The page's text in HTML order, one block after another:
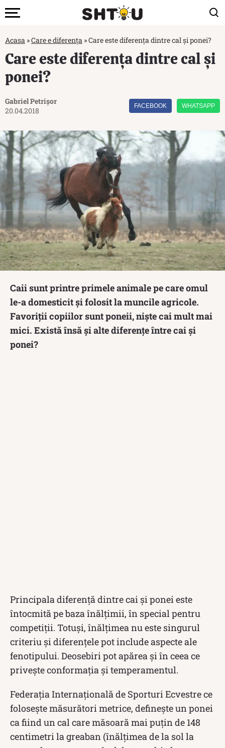
Acasa »Care e diferența »Care este diferența dintre cal și ponei?
Care este diferența dintre cal și
ponei?
Gabriel Petrișor
20.04.2018
FACEBOOK WHATSAPP
Caii sunt printre primele animale pe care omul
le-a domesticit și folosit la muncile agricole.
Favoriții copiilor sunt poneii, niște cai mult mai
mici. Există însă și alte diferențe între cai și
ponei?
Principala diferență dintre cai și ponei este
întocmită pe baza înălțimii, în special pentru
competiții. Totuși, înălțimea nu este singurul
criteriu și diferențele pot include aspecte ale
fenotipului. Deosebiri pot apărea și în ceea ce
privește conformația și temperamentul.
Federația Internațională de Sporturi Ecvestre ce
folosește măsurători metrice, definește un ponei
ca fiind un cal care măsoară mai puțin de 148
centimetri la greaban (înălțimea de la sol la